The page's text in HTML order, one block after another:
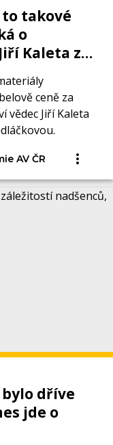
to takové
o
Kaleta z
ceně za
vědec Jiří Kaleta
AV ČR
bylo dříve
jde o